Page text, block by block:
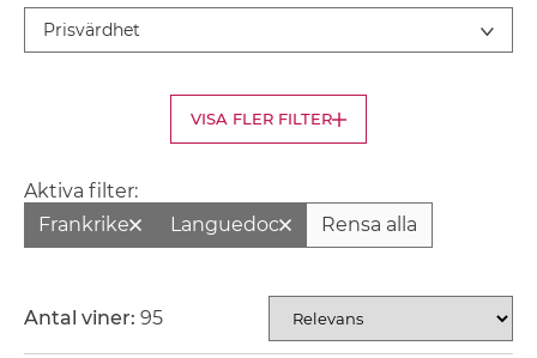
Prisvärdhet
VISA FLER FILTER
Aktiva filter:
Frankrike
Languedoc Rensa alla
Antal viner: 95 SORTERING